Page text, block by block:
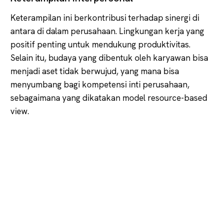
Keterampilan ini berkontribusi terhadap sinergi di
antara di dalam perusahaan. Lingkungan kerja yang
positif penting untuk mendukung produktivitas.
Selain itu, budaya yang dibentuk oleh karyawan bisa
menjadi aset tidak berwujud, yang mana bisa
menyumbang bagi kompetensi inti perusahaan,
sebagaimana yang dikatakan model resource-based
view.